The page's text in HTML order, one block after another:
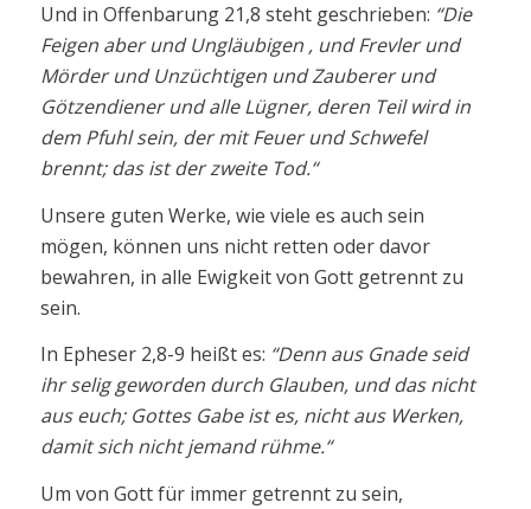
Und in Offenbarung 21,8 steht geschrieben: “Die
Feigen aber und Ungläubigen , und Frevler und
Mörder und Unzüchtigen und Zauberer und
Götzendiener und alle Lügner, deren Teil wird in
dem Pfuhl sein, der mit Feuer und Schwefel
brennt; das ist der zweite Tod.“
Unsere guten Werke, wie viele es auch sein
mögen, können uns nicht retten oder davor
bewahren, in alle Ewigkeit von Gott getrennt zu
sein.
In Epheser 2,8-9 heißt es: “Denn aus Gnade seid
ihr selig geworden durch Glauben, und das nicht
aus euch; Gottes Gabe ist es, nicht aus Werken,
damit sich nicht jemand rühme.“
Um von Gott für immer getrennt zu sein,